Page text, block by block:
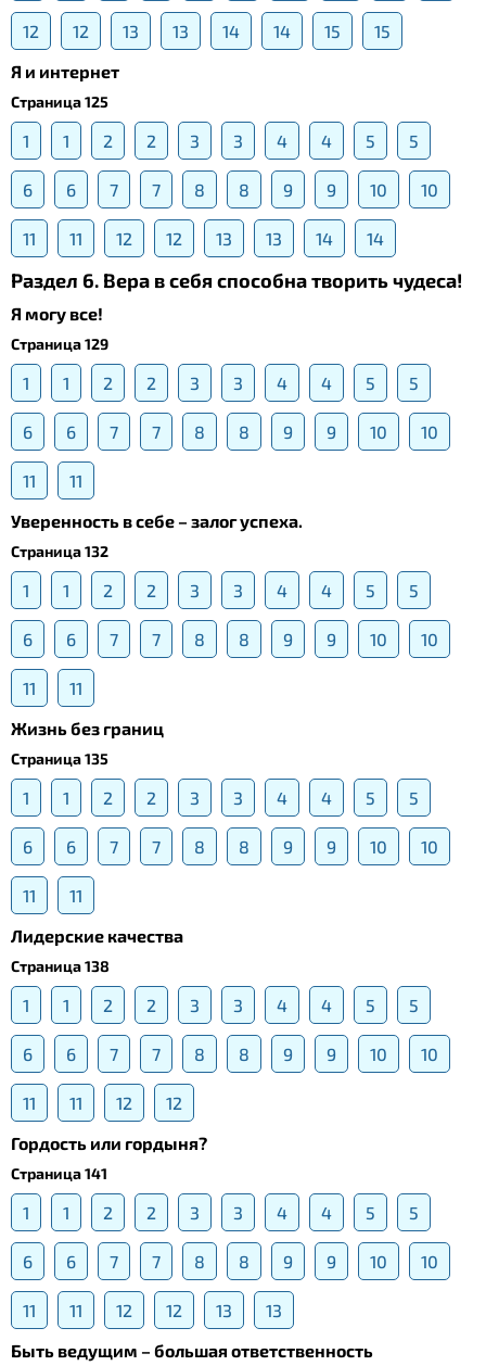
12 12 13 13 14 14 15
15
Я и интернет
Страница 125
1 1 2 2 3 3 4 4 5 5
6 6 7 7 8 8 9 9 10 10
11 11 12 12 13 13 14 14
Раздел 6. Вера в себя способна творить чудеса!
Я могу все!
Страница 129
1 1 2 2 3 3 4 4 5 5
6 6 7 7 8 8 9 9 10 10
11
11
Уверенность в себе – залог успеха.
Страница 132
1 1 2 2 3 3 4 4 5 5
6 6 7 7 8 8 9 9 10 10
11
11
Жизнь без границ
Страница 135
1 1 2 2 3 3 4 4 5 5
6 6 7 7 8 8 9 9 10 10
11
11
Лидерские качества
Страница 138
1 1 2 2 3 3 4 4 5 5
6 6 7 7 8 8 9 9 10 10
11 11 12
12
Гордость или гордыня?
Страница 141
1 1 2 2 3 3 4 4 5 5
6 6 7 7 8 8 9 9 10 10
11 11 12 12 13
13
Быть ведущим – большая ответственность